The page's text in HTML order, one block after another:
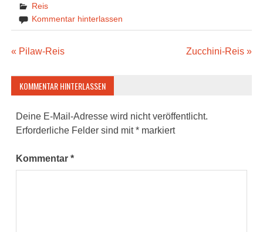
Reis
Kommentar hinterlassen
Beitragsnavigation
« Pilaw-Reis Zucchini-Reis »
KOMMENTAR HINTERLASSEN
Deine E-Mail-Adresse wird nicht veröffentlicht.
Erforderliche Felder sind mit* markiert
Kommentar*